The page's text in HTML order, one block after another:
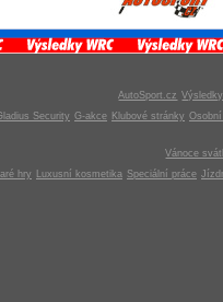
AutoSport.cz
Security G-akce Klubové stránky
Vánoce
hry Luxusní kosmetika Speciální práce